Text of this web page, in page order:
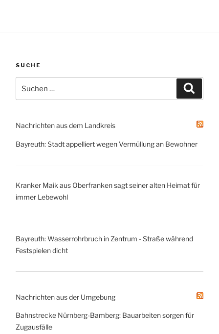
SUCHE
nach:
Nachrichten aus dem Landkreis
Bayreuth: Stadt appelliert wegen Vermüllung an Bewohner
Kranker Maik aus Oberfranken sagt seiner alten Heimat für
immer Lebewohl
Bayreuth: Wasserrohrbruch in Zentrum - Straße während
Festspielen dicht
Nachrichten aus der Umgebung
Bahnstrecke Nürnberg-Bamberg: Bauarbeiten sorgen für
Zugausfälle